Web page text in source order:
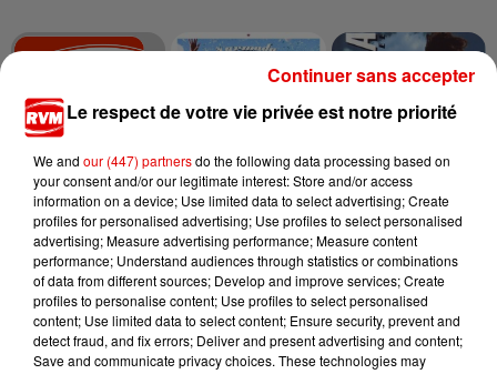
LE CLUB RVM
Jusqu'a 2h !
DIMITRI VEGAS & LIKE
MIKE
The Hum
ROZALLA
Everybody's Free
Le respect de votre vie privée est notre priorité
We and our (447) partnersdo the following data processing based on
your consent and/or our legitimate interest: Store and/or access
information on a device; Use limited data to select advertising; Create
profiles for personalised advertising; Use profiles to select personalised
advertising; Measure advertising performance; Measure content
performance; Understand audiences through statistics or combinations
of data from different sources; Develop and improve services; Create
profiles to personalise content; Use profiles to select personalised
content; Use limited data to select content; Ensure security, prevent and
detect fraud, and fix errors; Deliver and present advertising and content;
Save and communicate privacy choices. These technologies may
Continuer sans accepter